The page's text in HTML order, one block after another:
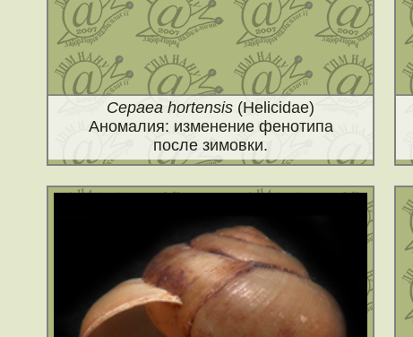
Cepaea hortensis (Helicidae)
Аномалия: изменение фенотипа
после зимовки.